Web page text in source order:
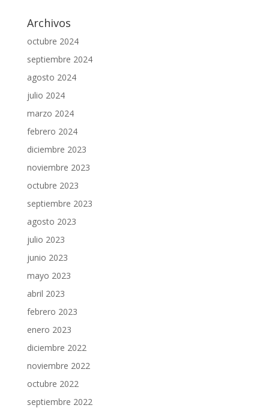
Archivos
octubre 2024
septiembre 2024
agosto 2024
julio 2024
marzo 2024
febrero 2024
diciembre 2023
noviembre 2023
octubre 2023
septiembre 2023
agosto 2023
julio 2023
junio 2023
mayo 2023
abril 2023
febrero 2023
enero 2023
diciembre 2022
noviembre 2022
octubre 2022
septiembre 2022